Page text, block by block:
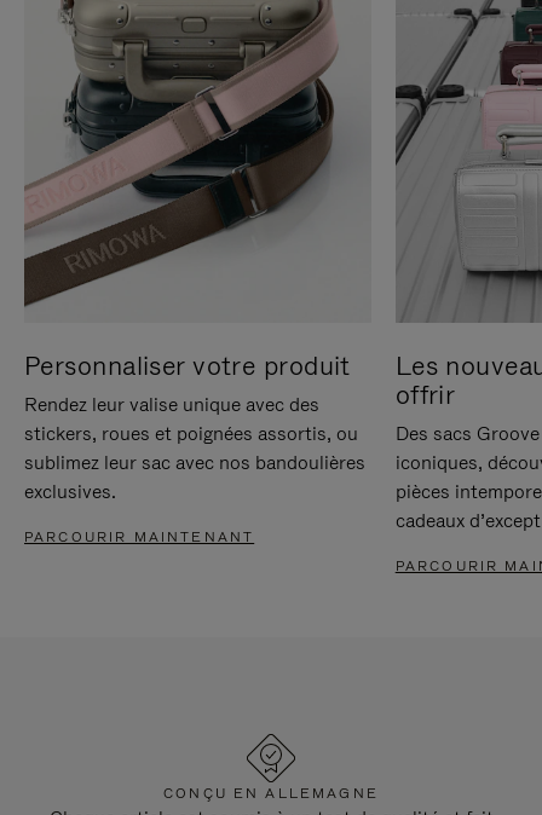
Personnaliser votre produit
Rendez leur valise unique avec des
stickers, roues et poignées assortis, ou
sublimez leur sac avec nos bandoulières
exclusives.
PARCOURIR MAINTENANT
Les
offrir
Des sacs
iconiques,
pièces
cadeaux
PARCOURIR
CONÇU EN ALLEMAGNE